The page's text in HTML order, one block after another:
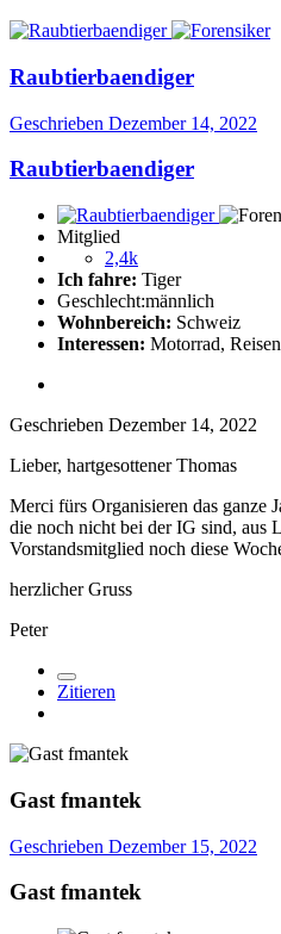
Raubtierbaendiger
Geschrieben Dezember 14, 2022
Raubtierbaendiger
Mitglied
2,4k
Ich fahre: Tiger
Geschlecht:männlich
Wohnbereich: Schweiz
Interessen: Motorrad,
Geschrieben Dezember 14, 2022
Lieber, hartgesottener Thomas
Merci fürs Organisieren das ganze
die noch nicht bei der IG sind, aus
Vorstandsmitglied noch diese
herzlicher Gruss
Peter
Zitieren
Gast fmantek
Geschrieben Dezember 15, 2022
Gast fmantek